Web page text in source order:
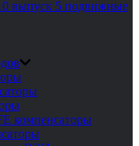
выпуск 5 подвижные
компенсаторы